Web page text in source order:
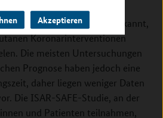
Akzeptieren
nicht für einen
Außerdem ist bereits bekannt,
Koronarinterventionen
Die meisten Untersuchungen
Prognose haben jedoch eine
daher liegen weniger Daten
Die ISAR-SAFE-Studie, an der
und Patienten teilnahmen,